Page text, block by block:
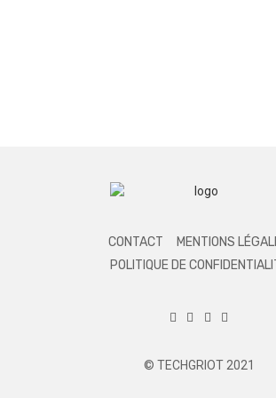
CONTACT
MENTIONS
POLITIQUE DE
© TECHGRIOT 2021